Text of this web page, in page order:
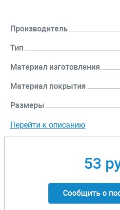
Производитель
Тип
Материал изготовления
Материал покрытия
Размеры
Перейти к описанию
53
Сообщить о